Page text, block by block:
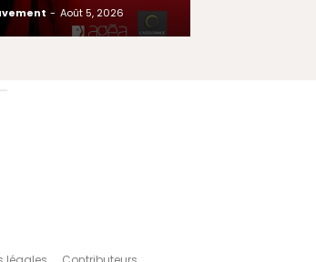
- Août 5, 2026